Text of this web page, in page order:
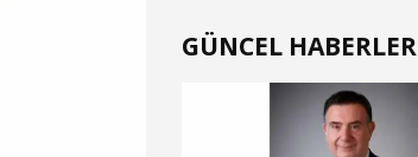
GÜNCEL HABERLER